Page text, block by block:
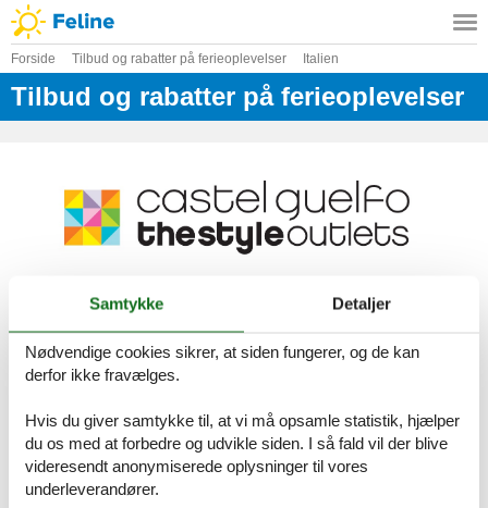
Forside Tilbud og rabatter på ferieoplevelser Italien
Tilbud og rabatter på ferieoplevelser
Castel Guelfo The Style Outlets –
Shopping med stil nær Bologna
Få yderligere 10% rabat med denne
Castel Guelfo The Style Outlets er et eksklusivt outletcenter i
Emilia-Romagna-regionen i Italien, kun 20 minutters kørsel fra
Bologna. Her finder man over 110 butikker og mere end 200
kendte mærker – både italienske og internationale. Her kan du
nyde godt af attraktive rabatter hele året og finde alt fra tøj til
Samtykke Detaljer
Nødvendige cookies sikrer, at siden fungerer, og de kan
derfor ikke fravælges.
Hvis du giver samtykke til, at vi må opsamle statistik, hjælper
du os med at forbedre og udvikle siden. I så fald vil der blive
videresendt anonymiserede oplysninger til vores
underleverandører.